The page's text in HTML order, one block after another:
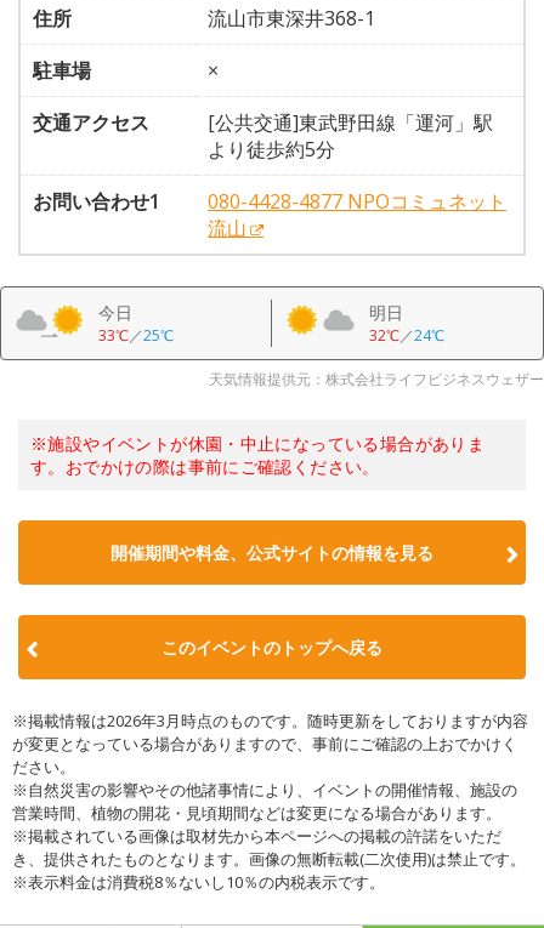
住所
流山市東深井368-1
駐車場
×
交通アクセス
[公共交通]東武野田線「運河」駅
より徒歩約5分
お問い合わせ1
080-4428-4877 NPOコミュネット
流山
今日
33℃／25℃
明日
32℃／24℃
天気情報提供元：株式会社ライフビジネスウェザー
※施設やイベントが休園・中止になっている場合がありま
す。おでかけの際は事前にご確認ください。
開催期間や料金、公式サイトの情報を見る
このイベントのトップへ戻る
※掲載情報は2026年3月時点のものです。随時更新をしておりますが内容
が変更となっている場合がありますので、事前にご確認の上おでかけく
ださい。
※自然災害の影響やその他諸事情により、イベントの開催情報、施設の
営業時間、植物の開花・見頃期間などは変更になる場合があります。
※掲載されている画像は取材先から本ページへの掲載の許諾をいただ
き、提供されたものとなります。画像の無断転載(二次使用)は禁止です。
※表示料金は消費税8％ないし10％の内税表示です。